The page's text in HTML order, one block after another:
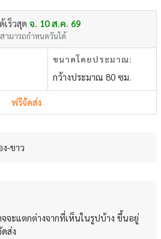
เร็วสุด จ. 10 ส.ค. 69
ามารถกำหนดวันได้
ขนาดโดยประมาณ:
กว้างประมาณ 80 ซม.
ฟรีจัดส่ง
-ขาว
จะแตกต่างจากที่เห็นในรูปบ้าง ขึ้นอยู่
ส่ง